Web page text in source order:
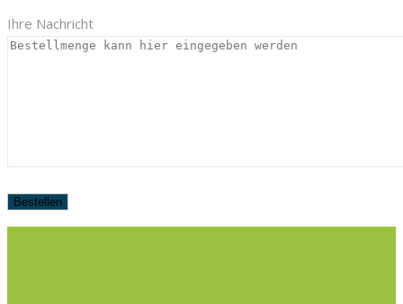
Ihre Nachricht